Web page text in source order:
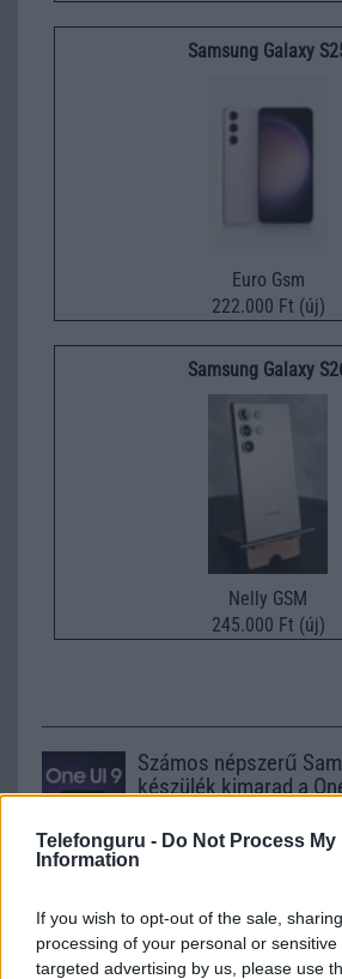
Telefonguru - Do Not Process My
Information
If you wish to opt-out of the sale,
processing of your personal or
targeted advertising by us, please use
Samsung Galaxy
Euro Gsm
222.000 Ft (új)
Samsung Galaxy
Nelly GSM
245.000 Ft (új)
Számos népszerű
készülék kimarad a
modellekről
2026.06.30| Phone Arena
funkciókat és továbbfejlesztett
azonban több korábbi csúcskategóriás
Galaxy készülék számára ez lesz az út